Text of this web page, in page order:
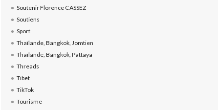
Soutenir Florence CASSEZ
Soutiens
Sport
Thaïlande, Bangkok, Jomtien
Thaïlande, Bangkok, Pattaya
Threads
Tibet
TikTok
Tourisme